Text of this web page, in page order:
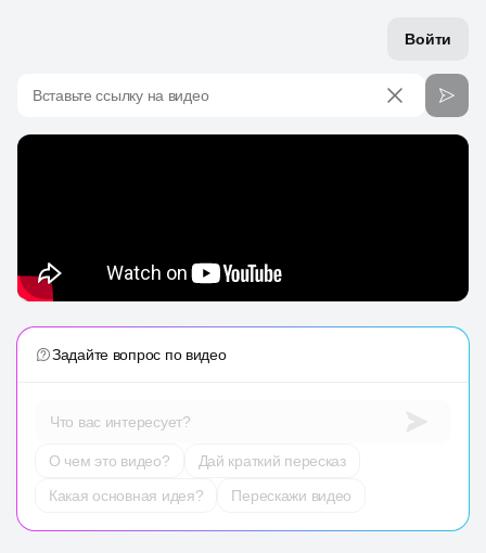
Войти
Вставьте ссылку на видео
Задайте вопрос по видео
Что вас интересует?
О чем это видео?
Дай краткий пересказ
Какая основная идея?
Перескажи видео